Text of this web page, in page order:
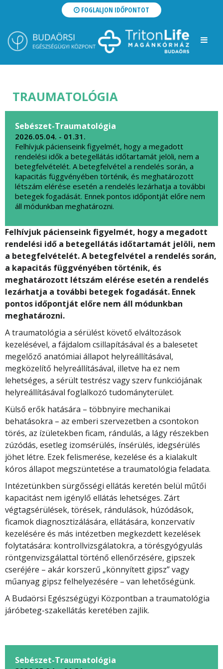
FOGLALJON IDŐPONTOT
TRAUMATOLÓGIA
Sebészet-Traumatológia
2026.05.04. - 01.31.
Felhívjuk pácienseink figyelmét, hogy a megadott
rendelési idők a betegellátás időtartamát jelöli, nem a
betegfelvételét. A betegfelvétel a rendelés során, a
kapacitás függvényében történik, és meghatározott
létszám elérése esetén a rendelés lezárhatja a további
betegek fogadását. Ennek pontos időpontját előre nem
áll módunkban meghatározni.
Felhívjuk pácienseink figyelmét, hogy a megadott
rendelési idő a betegellátás időtartamát jelöli, nem
a betegfelvételét. A betegfelvétel a rendelés során,
a kapacitás függvényében történik, és
meghatározott létszám elérése esetén a rendelés
lezárhatja a további betegek fogadását. Ennek
pontos időpontját előre nem áll módunkban
meghatározni.
A traumatológia a sérülést követő elváltozások
kezelésével, a fájdalom csillapításával és a balesetet
megelőző anatómiai állapot helyreállításával,
megközelítő helyreállításával, illetve ha ez nem
lehetséges, a sérült testrész vagy szerv funkciójának
helyreállításával foglalkozó tudományterület.
Külső erők hatására – többnyire mechanikai
behatásokra – az emberi szervezetben a csontokon
törés, az ízületekben ficam, rándulás, a lágy részekben
zúzódás, esetleg izomsérülés, ínsérülés, idegsérülés
jöhet létre. Ezek felismerése, kezelése és a kialakult
kóros állapot megszüntetése a traumatológia feladata.
Intézetünkben sürgősségi ellátás keretén belül műtői
kapacitást nem igénylő ellátás lehetséges. Zárt
végtagsérülések, törések, rándulások, húzódások,
ficamok diagnosztizálására, ellátására, konzervatív
kezelésére és más intézetben megkezdett kezelések
folytatására: kontrollvizsgálatokra, a törésgyógyulás
röntgenvizsgálattal történő ellenőrzésére, gipszek
cseréjére – akár korszerű „könnyített gipsz” vagy
műanyag gipsz felhelyezésére – van lehetőségünk.
A Budaörsi Egészségügyi Központban a traumatológia
járóbeteg-szakellátás keretében zajlik.
Sebészet-Traumatológia